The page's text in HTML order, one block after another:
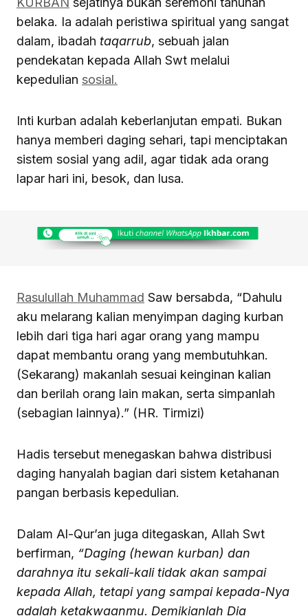
belaka. Ia adalah peristiwa spiritual yang sangat
dalam, ibadah taqarrub, sebuah jalan
pendekatan kepada Allah Swt melalui
kepedulian sosial.
Inti kurban adalah keberlanjutan empati. Bukan
hanya memberi daging sehari, tapi menciptakan
sistem sosial yang adil, agar tidak ada orang
lapar hari ini, besok, dan lusa.
Rasulullah Muhammad Saw bersabda, “Dahulu
aku melarang kalian menyimpan daging kurban
lebih dari tiga hari agar orang yang mampu
dapat membantu orang yang membutuhkan.
(Sekarang) makanlah sesuai keinginan kalian
dan berilah orang lain makan, serta simpanlah
(sebagian lainnya).” (HR. Tirmizi)
Hadis tersebut menegaskan bahwa distribusi
daging hanyalah bagian dari sistem ketahanan
pangan berbasis kepedulian.
Dalam Al-Qur’an juga ditegaskan, Allah Swt
berfirman, “Daging (hewan kurban) dan
darahnya itu sekali-kali tidak akan sampai
kepada Allah, tetapi yang sampai kepada-Nya
adalah ketakwaanmu. Demikianlah Dia